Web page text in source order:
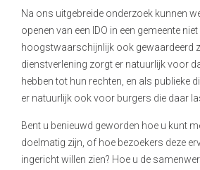
Na ons uitgebreide onderzoek kunnen
openen van een IDO in een gemeente
hoogstwaarschijnlijk ook gewaardeerd
dienstverlening zorgt er natuurlijk voor
hebben tot hun rechten, en als publieke
er natuurlijk ook voor burgers die daar
Bent u benieuwd geworden hoe u kunt
doelmatig zijn, of hoe bezoekers deze
ingericht willen zien? Hoe u de